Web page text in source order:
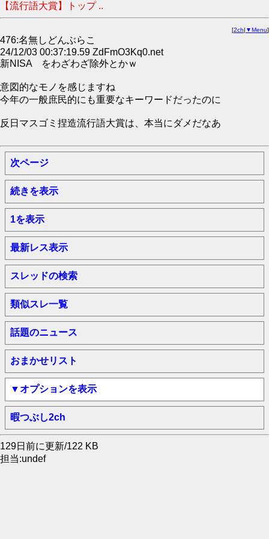
【流行語大賞】トップ ..
[2ch| ▼Menu]
476:名無しどんぶらこ
24/12/03 00:37:19.59 ZdFmO3Kq0.net
新NISA をわざわざ除外とかｗ
意図的なモノを感じますね
今年の一般庶民的にも重要なキーワードだったのに
反日マスゴミ捏造流行語大賞は、本当にダメだなあ
次ページ
続きを表示
1を表示
最新レス表示
スレッドの検索
類似スレ一覧
話題のニュース
おまかせリスト
▼オプションを表示
暇つぶし2ch
129日前に更新/122 KB
担当:undef